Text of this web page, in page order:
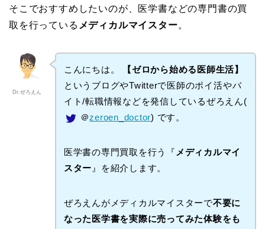
そこでおすすめしたいのが、医学書などの専門書の買
取を行っている メディカルマイスター。
Dr.ぜろえん
こんにちは。
【ゼロから始める医師生活】
というブログやTwitterで医師のポイ活やバ
イト/転職情報などを発信しているぜろえん(
＠zeroen_doctor) です。
医学書の専門買取を行う『 メディカルマイ
スター 』を紹介します。
ぜろえんがメディカルマイスターで不要に
なった医学書を実際に売ってみた体験をも